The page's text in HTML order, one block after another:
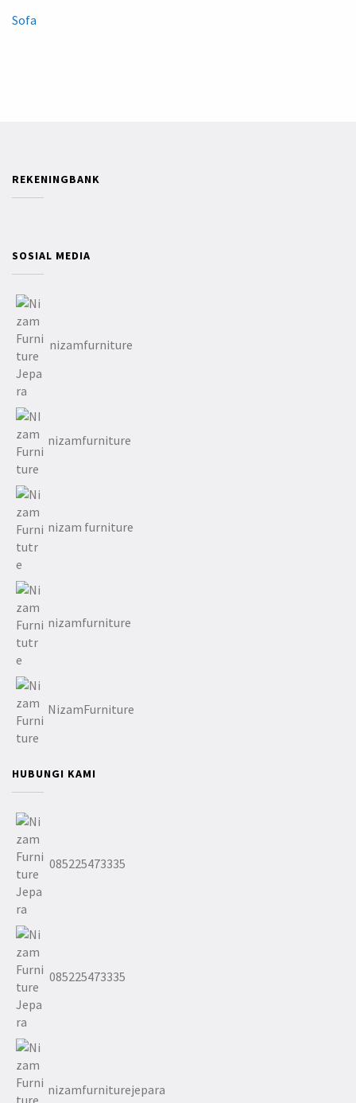
Sofa
REKENINGBANK
SOSIAL MEDIA
nizamfurniture
nizamfurniture
nizam furniture
nizamfurniture
NizamFurniture
HUBUNGI KAMI
085225473335
085225473335
nizamfurniturejepara